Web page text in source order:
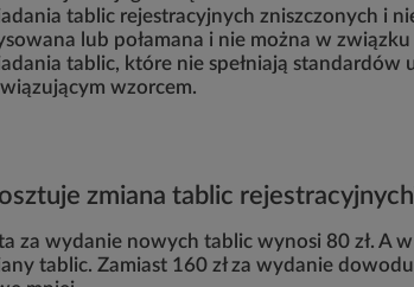
tablic rejestracyjnych zniszczonych i
lub połamana i nie można w
tablic, które nie spełniają
wzorcem.
zmiana tablic
za wydanie nowych tablic wynosi 80 zł. A
tablic. Zamiast 160 zł za wydanie